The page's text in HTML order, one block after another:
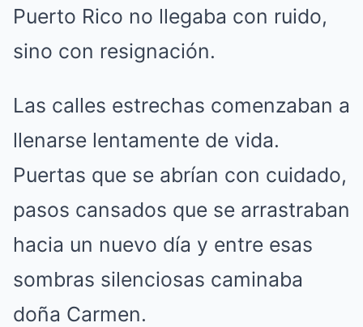
Puerto Rico no llegaba con ruido,
sino con resignación.
Las calles estrechas comenzaban a
llenarse lentamente de vida.
Puertas que se abrían con cuidado,
pasos cansados que se arrastraban
hacia un nuevo día y entre esas
sombras silenciosas caminaba
doña Carmen.